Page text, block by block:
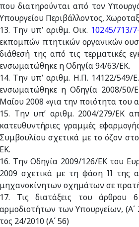
που διατηρούνται από τον
Υπουργείου Περιβάλλοντος,
13. Την υπ’ αριθμ. Οικ. 10245/713/
εκπομπών πτητικών οργανικών
διάθεσή της από τις τερματικές
ενσωματώθηκε η Οδηγία 94/63/ΕΚ.
14. Την υπ’ αριθμ. Η.Π. 14122/549/
ενσωματώθηκε η Οδηγία 2008/50/
Μαΐου 2008 «για την ποιότητα του
15. Την υπ’ αριθμ. 2004/279/ΕΚ
κατευθυντήριες γραμμές
Συμβουλίου σχετικά με το όζον
ΕΚ.
16. Την Οδηγία 2009/126/ΕΚ του
2009 σχετικά με τη φάση ΙΙ της
μηχανοκίνητων οχημάτων σε
17. Τις διατάξεις του άρθρου
αρμοδιοτήτων των Υπουργείων,
τος 24/2010 (Α΄ 56)